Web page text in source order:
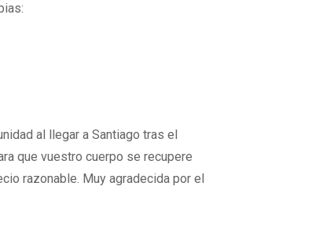
al llegar a Santiago tras el
que vuestro cuerpo se recupere
razonable. Muy agradecida por el